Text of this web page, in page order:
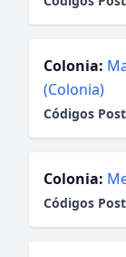
Colonia:
(Colonia)
Códigos
Colonia:
Códigos